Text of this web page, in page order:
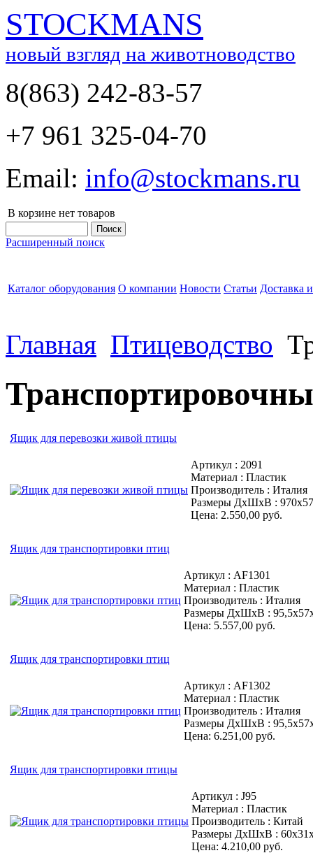
STOCKMANS
новый взгляд на животноводство
8(863) 242-83-57
+7 961 325-04-70
Email: info@stockmans.ru
В корзине нет товаров
Расширенный поиск
Каталог оборудования О компании Новости Статьи Доставка
Главная Птицеводство
Ящик для перевозки живой птицы
Артикул : 2091
Материал : Пластик
Производитель : Италия
Размеры ДхШхВ :
Цена: 2.550,00 руб.
Ящик для транспортировки птиц
Артикул : AF1301
Материал : Пластик
Производитель : Италия
Размеры ДхШхВ :
Цена: 5.557,00 руб.
Ящик для транспортировки птиц
Артикул : AF1302
Материал : Пластик
Производитель : Италия
Размеры ДхШхВ :
Цена: 6.251,00 руб.
Ящик для транспортировки птицы
Артикул : J95
Материал : Пластик
Производитель : Китай
Размеры ДхШхВ :
Цена: 4.210,00 руб.